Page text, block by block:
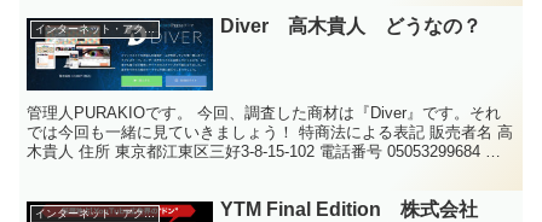
インターネット・アクセスアップ Diver 高木貴人 どうなの？
管理人PURAKIOです。 今回、調査した商材は『Diver』です。それ
では今回も一緒に見ていきましょう！ 特商法による表記 販売者名 高
木貴人 住所 東京都江東区三好3-8-15-102 電話番号 05053299684 メ
インターネット・アクセスアップ
YTM Final Edition 株式会社